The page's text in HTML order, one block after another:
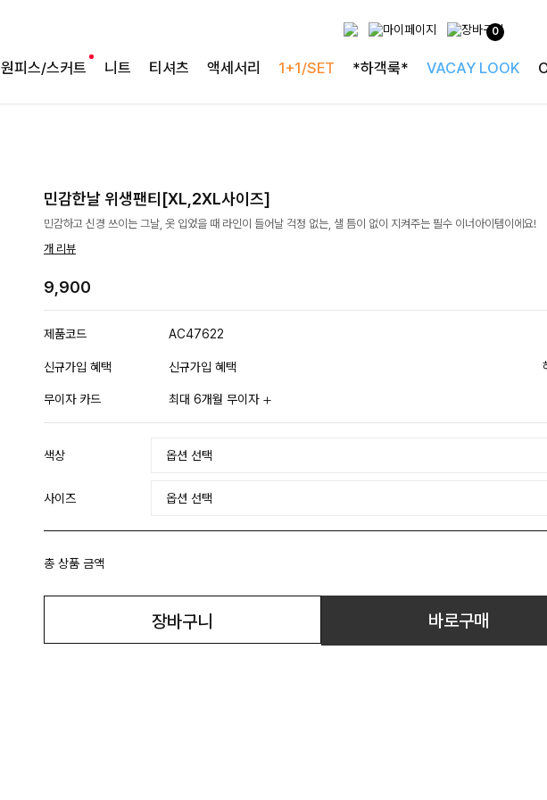
0
원피스/스커트 니트 티셔츠 액세서리 1+1/SET *하객룩* VACAY LOOK
민감한날 위생팬티[XL,2XL사이즈]
민감하고 신경 쓰이는 그날, 옷 입었을 때 라인이 들어날 걱정 없는, 샐 틈이 없이 지켜주는 필수 이너아이템이에요!
개 리뷰
9,900
제품코드 AC47622
신규가입 혜택 신규가입 혜택
무이자 카드 최대 6개월 무이자
색상
사이즈
총 상품 금액
장바구니 바로구매